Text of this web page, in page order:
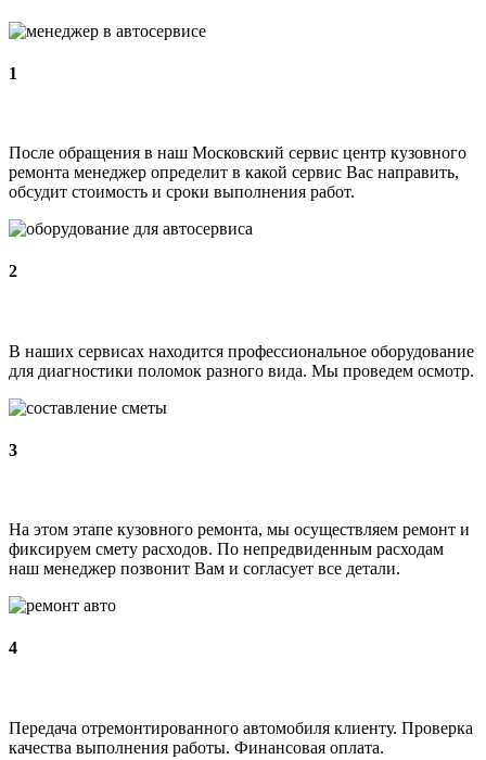
1
После обращения в наш Московский сервис центр кузовного
ремонта менеджер определит в какой сервис Вас направить,
обсудит стоимость и сроки выполнения работ.
2
В наших сервисах находится профессиональное оборудование
для диагностики поломок разного вида. Мы проведем осмотр.
3
На этом этапе кузовного ремонта, мы осуществляем ремонт и
фиксируем смету расходов. По непредвиденным расходам
наш менеджер позвонит Вам и согласует все детали.
4
Передача отремонтированного автомобиля клиенту. Проверка
качества выполнения работы. Финансовая оплата.